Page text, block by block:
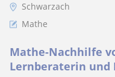
Schwarzach
Mathe
Mathe-Nachhilfe
Lernberaterin und